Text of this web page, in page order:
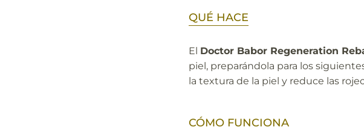
QUÉ HACE
El Doctor Babor Regeneration
piel, preparándola para los
la textura de la piel y reduce las
CÓMO FUNCIONA